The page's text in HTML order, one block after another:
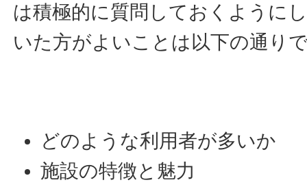
は積極的に質問しておくように
いた方がよいことは以下の通り
どのような利用者が多いか
施設の特徴と魅力